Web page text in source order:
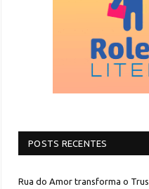
POSTS RECENTES
Rua do Amor transforma o